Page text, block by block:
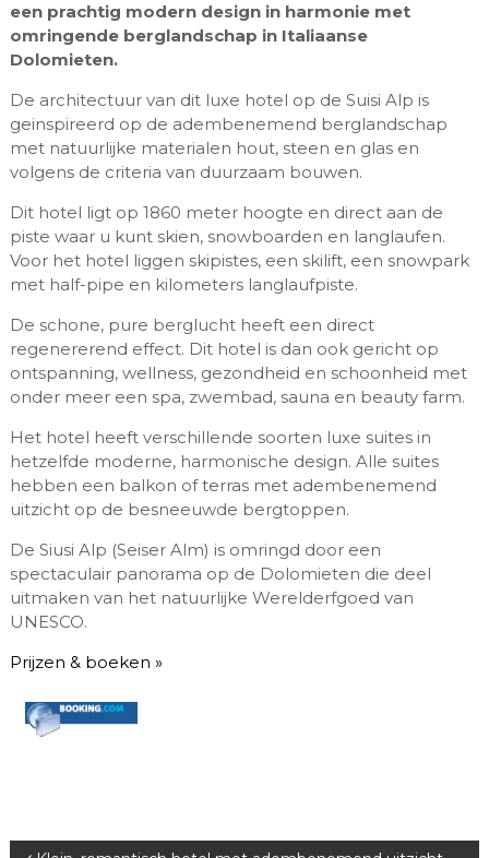
een prachtig modern design in harmonie met
omringende berglandschap in Italiaanse
Dolomieten.
De architectuur van dit luxe hotel op de Suisi Alp is
geinspireerd op de adembenemend berglandschap
met natuurlijke materialen hout, steen en glas en
volgens de criteria van duurzaam bouwen.
Dit hotel ligt op 1860 meter hoogte en direct aan de
piste waar u kunt skien, snowboarden en langlaufen.
Voor het hotel liggen skipistes, een skilift, een snowpark
met half-pipe en kilometers langlaufpiste.
De schone, pure berglucht heeft een direct
regenererend effect. Dit hotel is dan ook gericht op
ontspanning, wellness, gezondheid en schoonheid met
onder meer een spa, zwembad, sauna en beauty farm.
Het hotel heeft verschillende soorten luxe suites in
hetzelfde moderne, harmonische design. Alle suites
hebben een balkon of terras met adembenemend
uitzicht op de besneeuwde bergtoppen.
De Siusi Alp (Seiser Alm) is omringd door een
spectaculair panorama op de Dolomieten die deel
uitmaken van het natuurlijke Werelderfgoed van
UNESCO.
Prijzen & boeken »